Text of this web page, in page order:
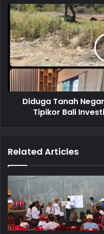
s
Diduga Tanah
Tipikor Bali
Related Articles